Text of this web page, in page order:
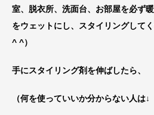
室、脱衣所、洗面台、お部屋を必ず
をウェットにし、スタイリングして
^ ^）
手にスタイリング剤を伸ばしたら、
（何を使っていいか分からない人は↓